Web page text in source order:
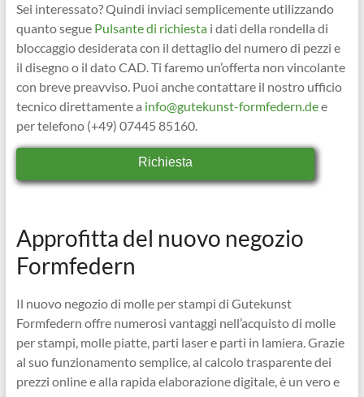
Sei interessato? Quindi inviaci semplicemente utilizzando
quanto seguePulsante di richiestai dati della rondella di
bloccaggio desiderata con il dettaglio del numero di pezzi e
il disegno o il dato CAD. Ti faremo un’offerta non vincolante
con breve preavviso. Puoi anche contattare il nostro ufficio
tecnico direttamente a info@gutekunst-formfedern.dee
per telefono (+49) 07445 85160.
Richiesta
Approfitta del nuovo negozio
Formfedern
Il nuovo negozio di molle per stampi di Gutekunst
Formfedern offre numerosi vantaggi nell’acquisto di molle
per stampi, molle piatte, parti laser e parti in lamiera. Grazie
al suo funzionamento semplice, al calcolo trasparente dei
prezzi online e alla rapida elaborazione digitale, è un vero e